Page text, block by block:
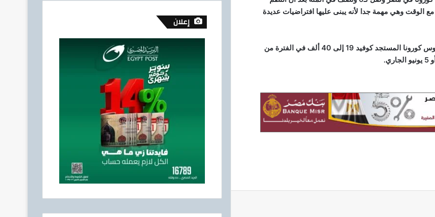
مع الوقت وهي مهمة جدا لأنه يبنى عليها افتراضيات عديدة
وتوقع عبد الغفار وصول عدد حالات الإصابات بفيروس كورونا المستجد كوفيد 19 إلى 40 ألف في الفترة من
إعلان